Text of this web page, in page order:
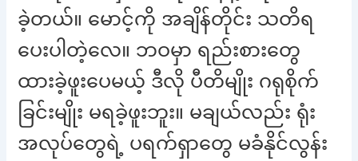
ခဲ့တယ်။ မောင့်ကို အချိန်တိုင်း သတိရ
ပေးပါတဲ့လေ။ ဘဝမှာ ရည်းစားတွေ
ထားခဲ့ဖူးပေမယ့် ဒီလို ပီတိမျိုး ဂရုစိုက်
ခြင်းမျိုး မရခဲ့ဖူးဘူး။ မချယ်လည်း ရုံး
အလုပ်တွေရဲ့ ပရက်ရှာတွေ မခံနိုင်လွန်း